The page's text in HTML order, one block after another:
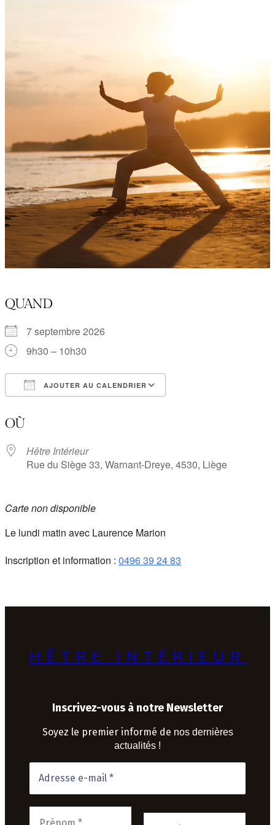
QUAND
7 septembre 2026
9h30 – 10h30
AJOUTER AU CALENDRIER
OÙ
Hêtre Intérieur
Rue du Siège 33, Warnant-Dreye, 4530, Liège
Carte non disponible
Le lundi matin avec Laurence Marion
Inscription et information : 0496 39 24 83
HÊTRE INTÉRIEUR
Inscrivez-vous à notre Newsletter
Soyez le premier informé de nos dernières
actualités !